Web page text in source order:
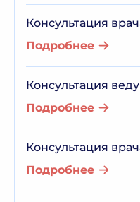
Консультация
Подробнее
Консультация
Подробнее
Консультация
Подробнее